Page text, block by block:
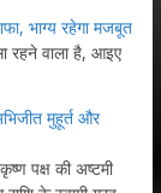
भाग्य रहेगा मजबूत
वाला है, आइए
मुहूर्त और
पक्ष की अष्टमी